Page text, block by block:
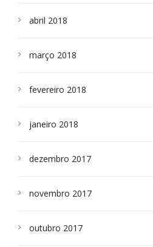
abril 2018
março 2018
fevereiro 2018
janeiro 2018
dezembro 2017
novembro 2017
outubro 2017